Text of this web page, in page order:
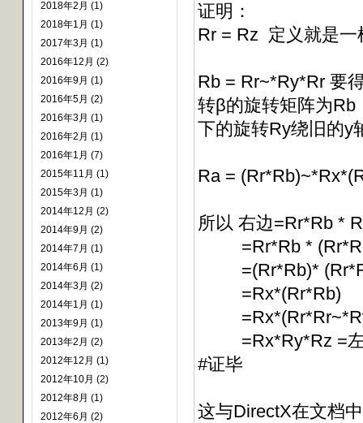
2018年2月 (1)
2018年1月 (1)
2017年3月 (1)
2016年12月 (2)
2016年9月 (1)
2016年5月 (2)
2016年3月 (1)
2016年2月 (1)
2016年1月 (7)
2015年11月 (1)
2015年3月 (1)
2014年12月 (2)
2014年9月 (2)
2014年7月 (1)
2014年6月 (1)
2014年3月 (2)
2014年1月 (1)
2013年9月 (1)
2013年2月 (2)
2012年12月 (1)
2012年10月 (2)
2012年8月 (1)
2012年6月 (2)
证明：
Rr = Rz 定义就是一
Rb = Rr~*Ry*Rr 要
转β的旋转矩阵为Rb
下的旋转Ry绕旧的y
Ra =
所以 右边=Rr*Rb *
=Rr*Rb *
=(Rr*Rb)*
=Rx*(Rr*Rb)
=Rx*Ry*Rz =
#证毕
这与DirectX在文档